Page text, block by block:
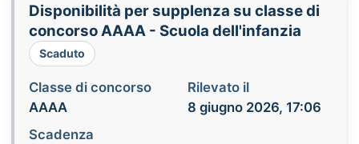
Disponibilità per supplenza su classe di
concorso AAAA - Scuola dell'infanzia
Scaduto
Classe di concorso
AAAA
Rilevato il
8 giugno 2026, 17:06
Scadenza